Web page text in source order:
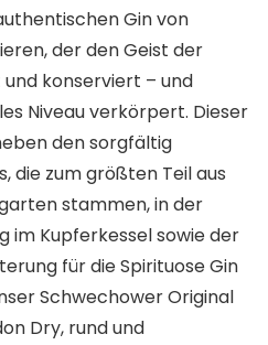
Gin von
der den Geist der
konserviert – und
Niveau verkörpert. Dieser
den sorgfältig
die zum größten Teil aus
stammen, in der
im Kupferkessel sowie der
für die Spirituose Gin
Schwechower Original
Dry, rund und